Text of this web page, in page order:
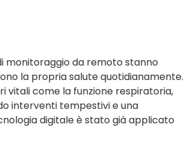
monitoraggio da remoto stanno
la propria salute quotidianamente.
vitali come la funzione respiratoria,
interventi tempestivi e una
digitale è stato già applicato